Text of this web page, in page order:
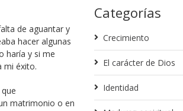
de aguantar y
hacer algunas
haría y si me
mi éxito.
matrimonio o en
Categorías
Crecimiento
El carácter de Dios
Identidad